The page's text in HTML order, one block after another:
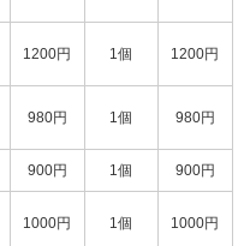
1200円 1個 1200円
980円 1個 980円
900円 1個 900円
1000円 1個 1000円